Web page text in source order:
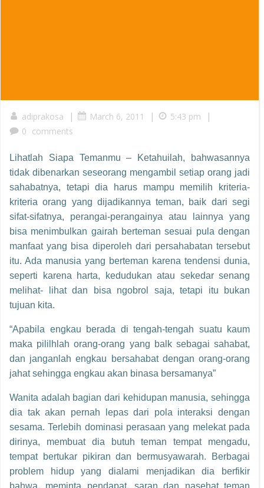
adiprakosa | March 6, 2011 | 5:43 pm |
0 comments
Lihatlah Siapa Temanmu –
Ketahuilah, bahwasannya
tidak dibenarkan seseorang mengambil setiap orang jadi
sahabatnya, tetapi dia harus mampu memilih kriteria-
kriteria orang yang dijadikannya teman, baik dari segi
sifat-sifatnya, perangai-perangainya atau lainnya yang
bisa menimbulkan gairah berteman sesuai pula dengan
manfaat yang bisa diperoleh dari persahabatan tersebut
itu. Ada manusia yang berteman karena tendensi dunia,
seperti karena harta, kedudukan atau sekedar senang
melihat- lihat dan bisa ngobrol saja, tetapi itu bukan
tujuan kita.
“Apabila engkau berada di tengah-tengah suatu kaum
maka pililhlah orang-orang yang balk sebagai sahabat,
dan janganlah engkau bersahabat dengan orang-orang
jahat sehingga engkau akan binasa bersamanya”
Wanita adalah bagian dari kehidupan manusia, sehingga
dia tak akan pernah lepas dari pola interaksi dengan
sesama. Terlebih dominasi perasaan yang melekat pada
dirinya, membuat dia butuh teman tempat mengadu,
tempat bertukar pikiran dan bermusyawarah. Berbagai
problem hidup yang dialami menjadikan dia berfikir
bahwa, meminta pendapat, saran dan nasehat teman